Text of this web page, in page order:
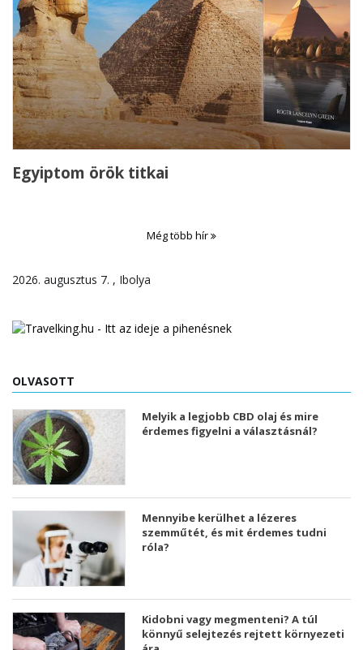
Egyiptom örök titkai
Még több hír
2026. augusztus 7. , Ibolya
OLVASOTT
Melyik a legjobb CBD olaj és mire
érdemes figyelni a választásnál?
Mennyibe kerülhet a lézeres
szemműtét, és mit érdemes tudni
róla?
Kidobni vagy megmenteni? A túl
könnyű selejtezés rejtett környezeti